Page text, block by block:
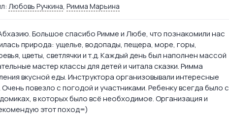
Любовь Ручкина, Римма Марьина
Большое спасибо Римме и Любе, что познакомили нас
природа: ущелье, водопады, пещера, море, горы,
цветы, светлячки и т.д. Каждый день был наполнен массой
мастер классы для детей и читала сказки. Римма
вкусной еды. Инструктора организовывали интересные
повезло с погодой и участниками. Ребенку всегда было с
в которых было всё необходимое. Организация и
этот поход=)